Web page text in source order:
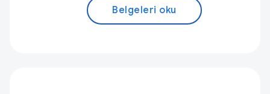
Belgeleri oku